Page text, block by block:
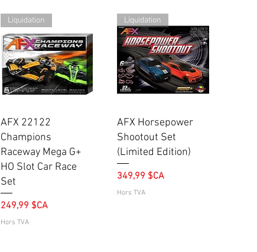
Aperçu rapide
Liquidation
AFX 22122
Champions
Raceway Mega G+
HO Slot Car Race
Set
Prix
249,99 $CA
Hors TVA
Aperçu rapide
Liquidation
AFX Horsepower
Shootout Set
(Limited Edition)
Prix
349,99 $CA
Hors TVA